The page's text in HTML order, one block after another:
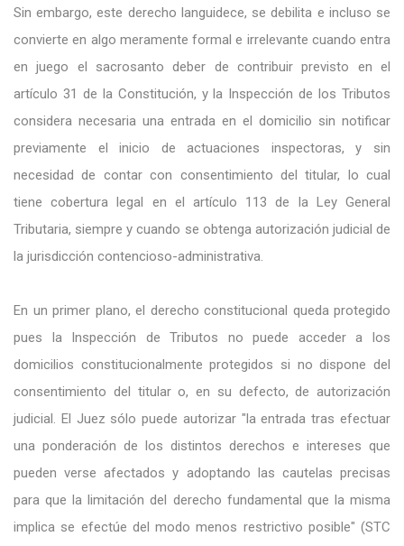
Sin embargo, este derecho languidece, se debilita e incluso se
convierte en algo meramente formal e irrelevante cuando entra
en juego el sacrosanto deber de contribuir previsto en el
artículo 31 de la Constitución, y la Inspección de los Tributos
considera necesaria una entrada en el domicilio sin notificar
previamente el inicio de actuaciones inspectoras, y sin
necesidad de contar con consentimiento del titular, lo cual
tiene cobertura legal en el artículo 113 de la Ley General
Tributaria, siempre y cuando se obtenga autorización judicial de
la jurisdicción contencioso-administrativa.
En un primer plano, el derecho constitucional queda protegido
pues la Inspección de Tributos no puede acceder a los
domicilios constitucionalmente protegidos si no dispone del
consentimiento del titular o, en su defecto, de autorización
judicial. El Juez sólo puede autorizar "la entrada tras efectuar
una ponderación de los distintos derechos e intereses que
pueden verse afectados y adoptando las cautelas precisas
para que la limitación del derecho fundamental que la misma
implica se efectúe del modo menos restrictivo posible" (STC